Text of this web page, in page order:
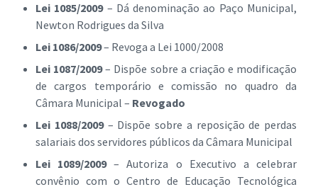
Lei 1085/2009– Dá denominação ao Paço Municipal,
Newton Rodrigues da Silva
Lei 1086/2009– Revoga a Lei 1000/2008
Lei 1087/2009– Dispõe sobre a criação e modificação
de cargos temporário e comissão no quadro da
Câmara Municipal – Revogado
Lei 1088/2009– Dispõe sobre a reposição de perdas
salariais dos servidores públicos da Câmara Municipal
Lei 1089/2009– Autoriza o Executivo a celebrar
convênio com o Centro de Educação Tecnológica